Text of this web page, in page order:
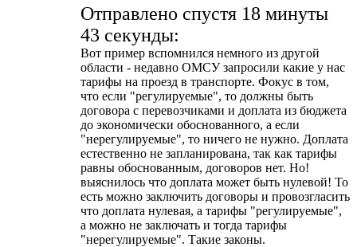
Отправлено спустя 18 минуты
43 секунды:
Вот пример вспомнился немного из другой
области - недавно ОМСУ запросили какие у нас
тарифы на проезд в транспорте. Фокус в том,
что если "регулируемые", то должны быть
договора с перевозчиками и доплата из бюджета
до экономически обоснованного, а если
"нерегулируемые", то ничего не нужно. Доплата
естественно не запланирована, так как тарифы
равны обоснованным, договоров нет. Но!
выяснилось что доплата может быть нулевой! То
есть можно заключить договоры и провозгласить
что доплата нулевая, а тарифы "регулируемые",
а можно не заключать и тогда тарифы
"нерегулируемые". Такие законы.